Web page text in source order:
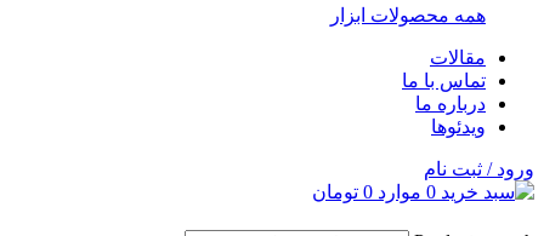
همه محصولات ابزار
مقالات
تماس با ما
درباره ما
ویدئوها
ورود / ثبت نام
0 موارد 0 تومان